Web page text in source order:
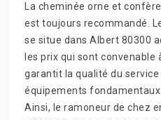
La cheminée orne et
est toujours recommandé.
se situe dans Albert 80300
les prix qui sont convenable
garantit la qualité du
équipements
Ainsi, le ramoneur de chez